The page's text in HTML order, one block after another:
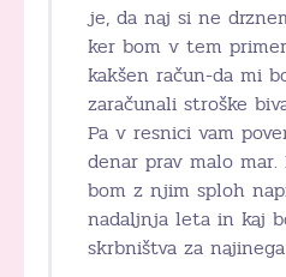
je, da naj si ne
ker bom v tem
kakšen račun-da mi
zaračunali stroške
Pa v resnici vam
denar prav malo
bom z njim sploh
nadaljnja leta in kaj
skrbništva za